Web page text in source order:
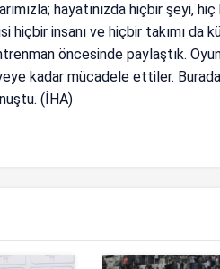
hayatınızda hiçbir şeyi,
hiçbir insanı ve hiçbir takımı
öncesinde paylaştık.
kadar mücadele ettiler.
(İHA)